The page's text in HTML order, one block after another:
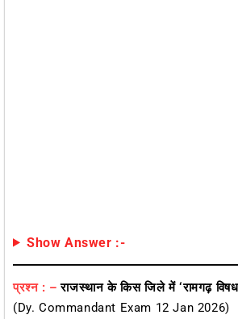
Show Answer :-
प्रश्न : – राजस्थान के किस जिले में ‘रामगढ़
(Dy. Commandant Exam 12 Jan 2026)